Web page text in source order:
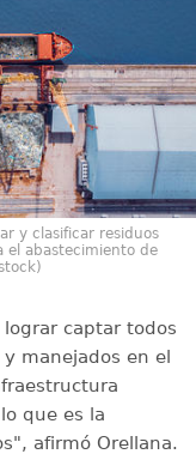
y clasificar residuos
el abastecimiento de
captar todos
manejados en el
que es la
afirmó Orellana.